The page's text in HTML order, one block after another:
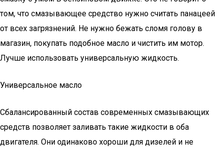
том, что смазывающее средство нужно считать панацеей
от всех загрязнений. Не нужно бежать сломя голову в
магазин, покупать подобное масло и чистить им мотор.
Лучше использовать универсальную жидкость.
Универсальное масло
Сбалансированный состав современных смазывающих
средств позволяет заливать такие жидкости в оба
двигателя. Они одинаково хороши для дизелей и не